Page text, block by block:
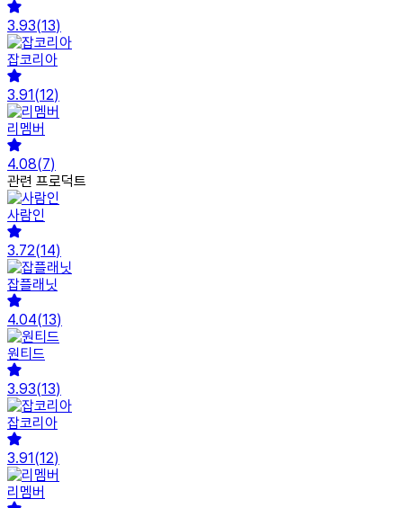
3.93(13)
잡코리아
3.91(12)
리멤버
4.08(7)
관련 프로덕트
사람인
3.72(14)
잡플래닛
4.04(13)
원티드
3.93(13)
잡코리아
3.91(12)
리멤버